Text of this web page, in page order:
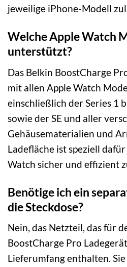
jeweilige iPhone-Modell
Welche Apple Watch
unterstützt?
Das Belkin BoostCharge
mit allen Apple Watch
einschließlich der Series 1
sowie der SE und aller
Gehäusematerialien und
Ladefläche ist speziell
Watch sicher und effizient
Benötige ich ein
die Steckdose?
Nein, das Netzteil, das für
BoostCharge Pro
Lieferumfang enthalten.